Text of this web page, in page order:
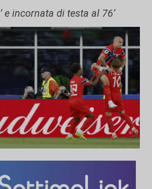
e incornata di testa al 76’